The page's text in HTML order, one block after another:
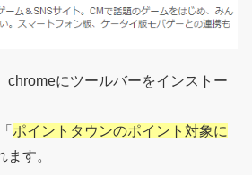
chromeにツールバーをインストー
ポイントタウンのポイント対象に
ます。